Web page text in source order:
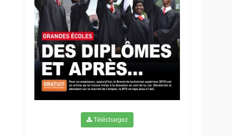
Téléchargez